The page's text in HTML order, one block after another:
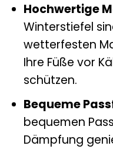
Hochwertige
Winterstiefel
wetterfesten
Ihre Füße vor
schützen.
Bequeme
bequemen
Dämpfung